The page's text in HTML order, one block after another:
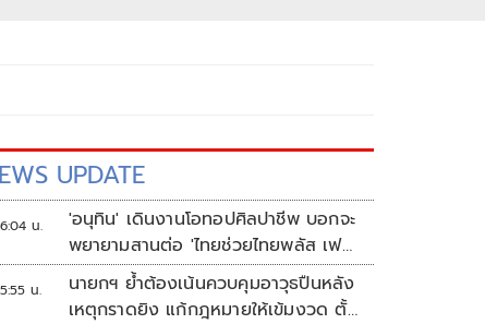
UPDATE
น.
'อนุทิน' เดินงานโอทอปศิลปาชีพ บอกจะ
พยายามสานต่อ 'ไทยช่วยไทยพลัส เฟส
2'
น.
นายกฯ ย้ำต้องเน้นควบคุมอาวุธปืนหลัง
เหตุกราดยิง แก้กฎหมายให้เข้มงวด ตั้ง